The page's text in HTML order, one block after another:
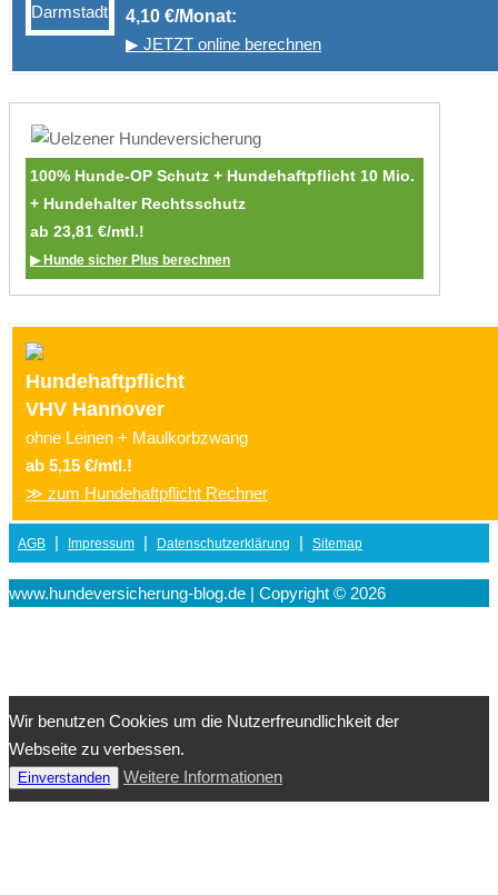
4,10 €/Monat:
▶ JETZT online berechnen
100% Hunde-OP Schutz + Hundehaftpflicht 10 Mio.
+ Hundehalter Rechtsschutz
ab 23,81 €/mtl.!
▶ Hunde sicher Plus berechnen
Hundehaftpflicht
VHV Hannover
ohne Leinen + Maulkorbzwang
ab 5,15 €/mtl.!
≫ zum Hundehaftpflicht Rechner
AGB | Impressum | Datenschutzerklärung | Sitemap
www.hundeversicherung-blog.de | Copyright © 2026
Wir benutzen Cookies um die Nutzerfreundlichkeit der
Webseite zu verbessen.
Einverstanden Weitere Informationen